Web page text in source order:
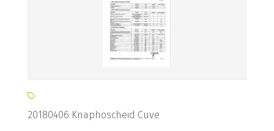
20180406 Knaphoscheid Cuve